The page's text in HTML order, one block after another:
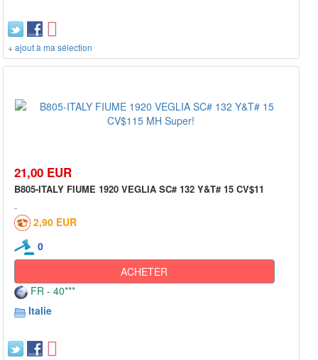
+ ajout à ma sélection
21,00 EUR
B805-ITALY FIUME 1920 VEGLIA SC# 132 Y&T# 15 CV$11
2,90 EUR
0
ACHETER
FR - 40***
Italie